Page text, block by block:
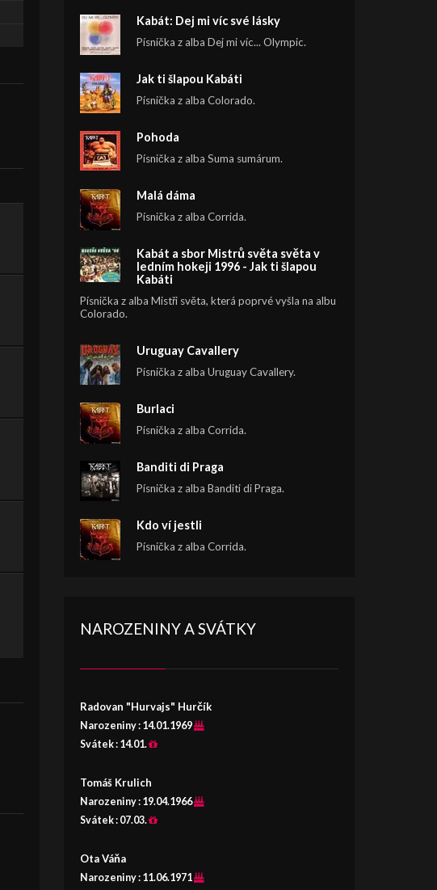
Kabát: Dej mi víc své lásky
Písnička z alba Dej mi víc... Olympic.
Jak ti šlapou Kabáti
Písnička z alba Colorado.
Pohoda
Písnička z alba Suma sumárum.
Malá dáma
Písnička z alba Corrida.
Kabát a sbor Mistrů světa světa v
ledním hokeji 1996 - Jak ti šlapou
Kabáti
Písnička z alba Mistři světa, která poprvé vyšla na albu
Colorado.
Uruguay Cavallery
Písnička z alba Uruguay Cavallery.
Burlaci
Písnička z alba Corrida.
Banditi di Praga
Písnička z alba Banditi di Praga.
Kdo ví jestli
Písnička z alba Corrida.
NAROZENINY A SVÁTKY
Radovan "Hurvajs" Hurčík
Narozeniny : 14.01.1969
Svátek : 14.01.
Tomáš Krulich
Narozeniny : 19.04.1966
Svátek : 07.03.
Ota Váňa
Narozeniny : 11.06.1971